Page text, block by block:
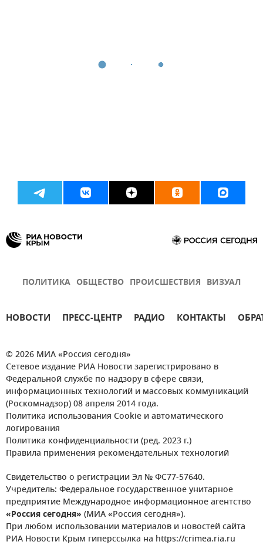
ПОЛИТИКА ОБЩЕСТВО ПРОИСШЕСТВИЯ ВИЗУАЛ
НОВОСТИ ПРЕСС-ЦЕНТР РАДИО КОНТАКТЫ
© 2026 МИА «Россия сегодня»
Сетевое издание РИА Новости зарегистрировано в
Федеральной службе по надзору в сфере связи,
информационных технологий и массовых коммуникаций
(Роскомнадзор) 08 апреля 2014 года.
Политика использования Cookie и автоматического
логирования
Политика конфиденциальности (ред. 2023 г.)
Правила применения рекомендательных технологий
Свидетельство о регистрации Эл № ФС77-57640.
Учредитель: Федеральное государственное унитарное
предприятие Международное информационное агентство
«Россия сегодня» (МИА «Россия сегодня»).
При любом использовании материалов и новостей сайта
РИА Новости Крым гиперссылка на https://crimea.ria.ru